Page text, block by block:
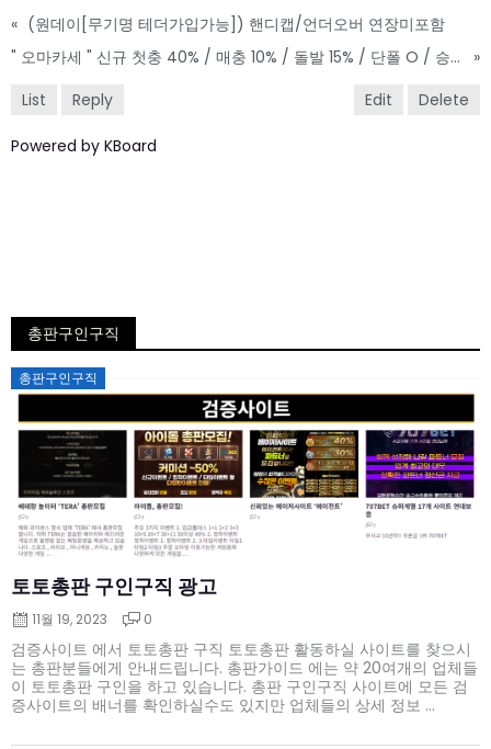
« (원데이[무기명 테더가입가능]) 핸디캡/언더오버 연장미포함
" 오마카세 " 신규 첫충 40% / 매충 10% / 돌발 15% / 단폴 O / 승인전화 X
»
List
Reply Edit Delete
Powered by KBoard
총판구인구직
총판구인구직
토토총판 구인구직 광고
Posted
on
11월 19, 2023 0
검증사이트 에서 토토총판 구직 토토총판 활동하실 사이트를 찾으시
는 총판분들에게 안내드립니다. 총판가이드 에는 약 20여개의 업체들
이 토토총판 구인을 하고 있습니다. 총판 구인구직 사이트에 모든 검
증사이트의 배너를 확인하실수도 있지만 업체들의 상세 정보 ...